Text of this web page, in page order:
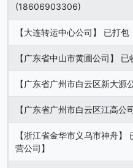
(18606903306)
【大连转运中心公司】 已打包
【广东省中山市黄圃公司】 已
【广东省广州市白云区新大源
【广东省广州市白云区江高公
【浙江省金华市义乌市神舟
营公司】